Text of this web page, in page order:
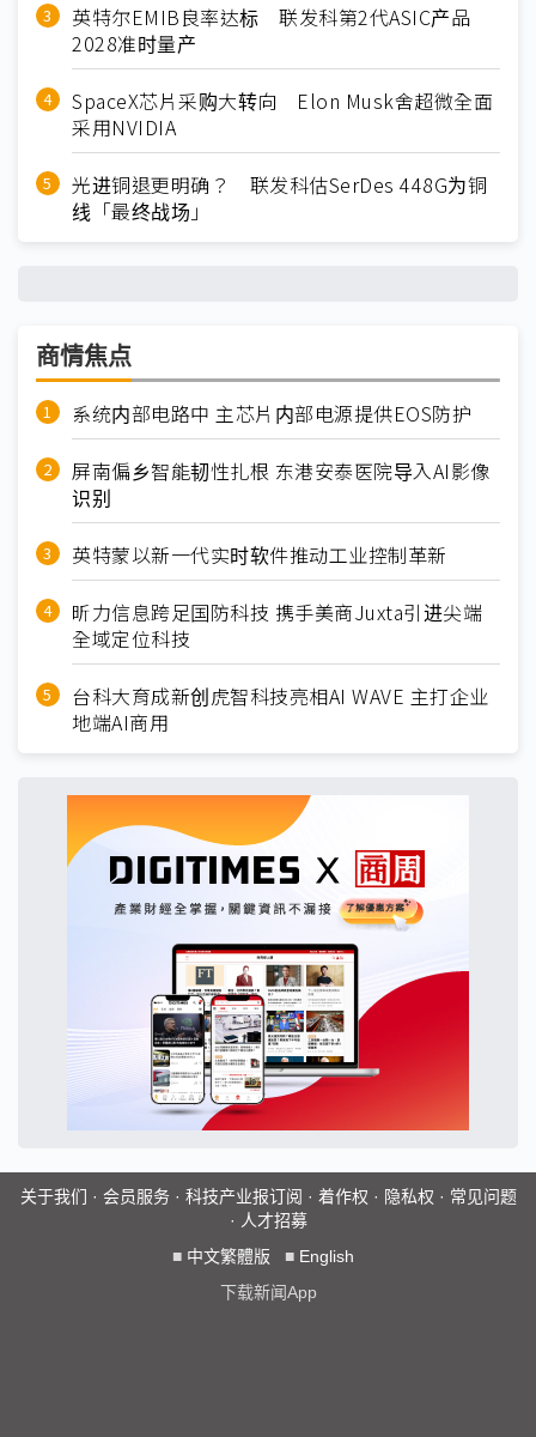
英特尔EMIB良率达标 联发科第2代ASIC产品
2028准时量产
SpaceX芯片采购大转向 Elon Musk舍超微全面
采用NVIDIA
光进铜退更明确？ 联发科估SerDes 448G为铜
线「最终战场」
商情焦点
系统内部电路中 主芯片内部电源提供EOS防护
屏南偏乡智能韧性扎根 东港安泰医院导入AI影像
识别
英特蒙以新一代实时软件推动工业控制革新
昕力信息跨足国防科技 携手美商Juxta引进尖端
全域定位科技
台科大育成新创虎智科技亮相AI WAVE 主打企业
地端AI商用
关于我们 · 会员服务· 科技产业报订阅 · 着作权 · 隐私权 · 常见问题
· 人才招募
■ 中文繁體版 ■ English
下载新闻App